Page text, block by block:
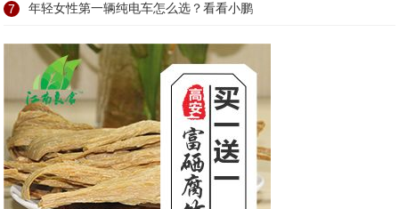
7 年轻女性第一辆纯电车怎么选？看看小鹏